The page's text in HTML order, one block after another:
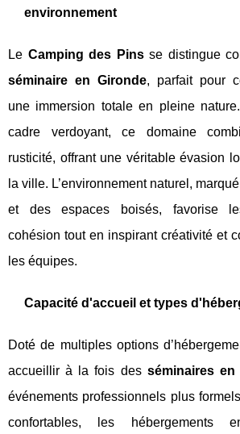
environnement
Le Camping des Pinsse distingue
séminaire en Gironde, parfait pour
une immersion totale en pleine
cadre verdoyant, ce domaine
rusticité, offrant une véritable évasion
la ville. L’environnement naturel,
et des espaces boisés, favorise
cohésion tout en inspirant créativité et
les équipes.
Capacité d'accueil et types
Doté de multiples options
accueillir à la fois des séminaires
événements professionnels plus
confortables, les hébergements